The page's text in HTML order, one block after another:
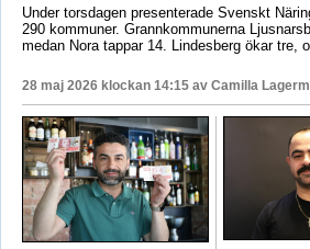
Under torsdagen presenterade Svenskt
290 kommuner. Grannkommunerna
medan Nora tappar 14. Lindesberg ökar tre,
28 maj 2026 klockan 14:15 av Camilla